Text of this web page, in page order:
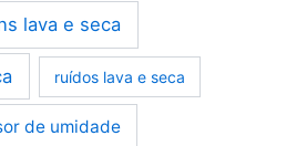
lava e seca
ruídos lava e seca
de umidade